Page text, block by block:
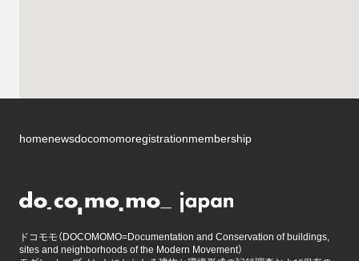
homenewsdocomomoregistrationmembership
ドコモモ（DOCOMOMO=Documentation and Conservation of buildings,
sites and neighborhoods of the Modern Movement）